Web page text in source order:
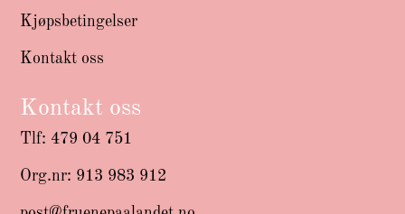
Kjøpsbetingelser
Kontakt oss
Kontakt oss
Tlf: 479 04 751
Org.nr: 913 983 912